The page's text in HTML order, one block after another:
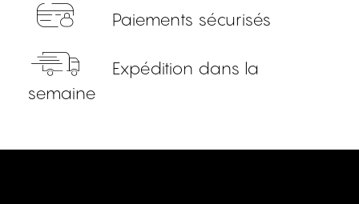
Paiements sécurisés
Expédition dans la
semaine